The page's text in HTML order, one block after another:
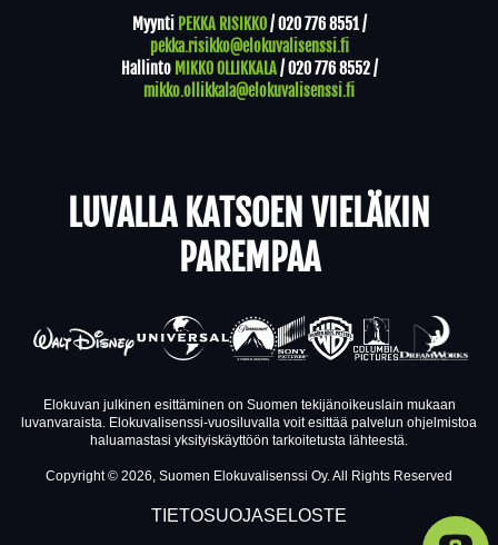
Myynti PEKKA RISIKKO/020 776 8551/
pekka.risikko@elokuvalisenssi.fi
Hallinto MIKKO OLLIKKALA/020 776 8552/
mikko.ollikkala@elokuvalisenssi.fi
LUVALLA KATSOEN VIELÄKIN
PAREMPAA
Elokuvan julkinen esittäminen on Suomen tekijänoikeuslain mukaan
luvanvaraista. Elokuvalisenssi-vuosiluvalla voit esittää palvelun ohjelmistoa
haluamastasi yksityiskäyttöön tarkoitetusta lähteestä.
Copyright © 2026, Suomen Elokuvalisenssi Oy. All Rights Reserved
TIETOSUOJASELOSTE